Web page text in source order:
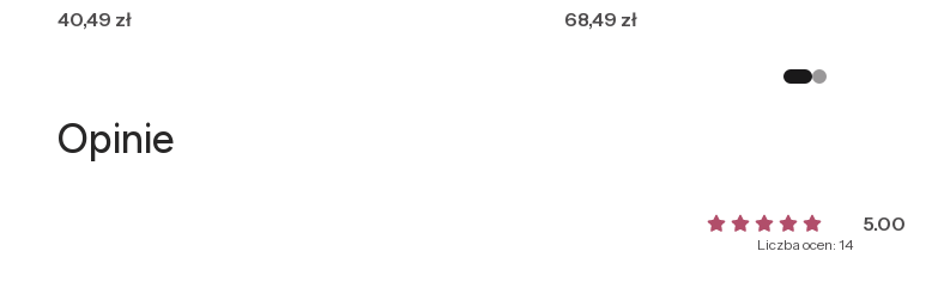
Cena
40,49 zł Cena
68,49 zł
Opinie
5.00
Liczba ocen: 14